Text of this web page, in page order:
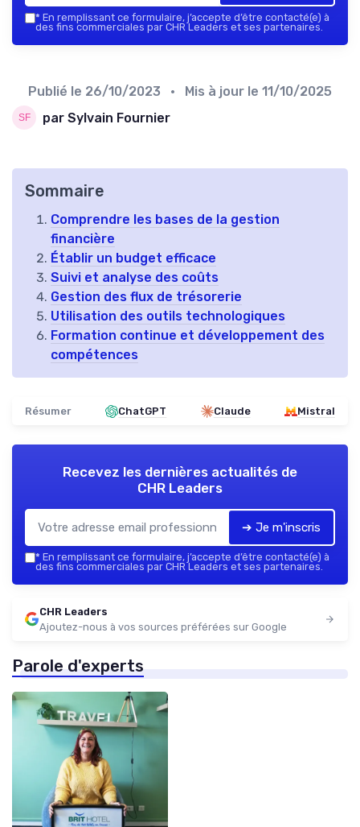
* En remplissant ce formulaire, j’accepte d’être contacté(e) à
des fins commerciales par CHR Leaders et ses partenaires.
Publié le 26/10/2023 • Mis à jour le 11/10/2025
par Sylvain Fournier
Sommaire
Comprendre les bases de la gestion
financière
Établir un budget efficace
Suivi et analyse des coûts
Gestion des flux de trésorerie
Utilisation des outils technologiques
Formation continue et développement des
compétences
Résumer ChatGPT Claude Mistral
Recevez les dernières actualités de
CHR Leaders
➔ Je m'inscris
* En remplissant ce formulaire, j’accepte d’être contacté(e) à
des fins commerciales par CHR Leaders et ses partenaires.
CHR Leaders
Ajoutez-nous à vos sources préférées sur Google
Parole d'experts